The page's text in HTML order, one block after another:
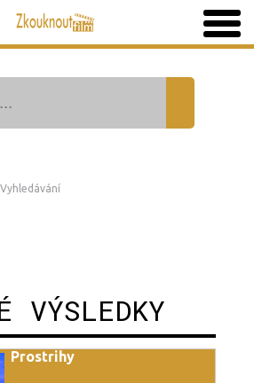
Vyhledávání
VÝSLEDKY
Prostrihy